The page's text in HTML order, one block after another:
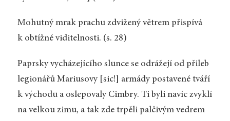
Mohutný mrak prachu zdvižený větrem přispívá
k obtížné viditelnosti. (s. 28)
Paprsky vycházejícího slunce se odrážejí od přileb
legionářů Mariusovy [sic!] armády postavené tváří
k východu a oslepovaly Cimbry. Ti byli navíc zvyklí
na velkou zimu, a tak zde trpěli palčivým vedrem